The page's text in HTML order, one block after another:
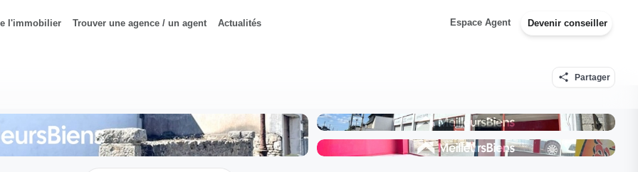
l'immobilier Trouver une agence / un agent Actualités Espace Agent Devenir conseiller
Partager